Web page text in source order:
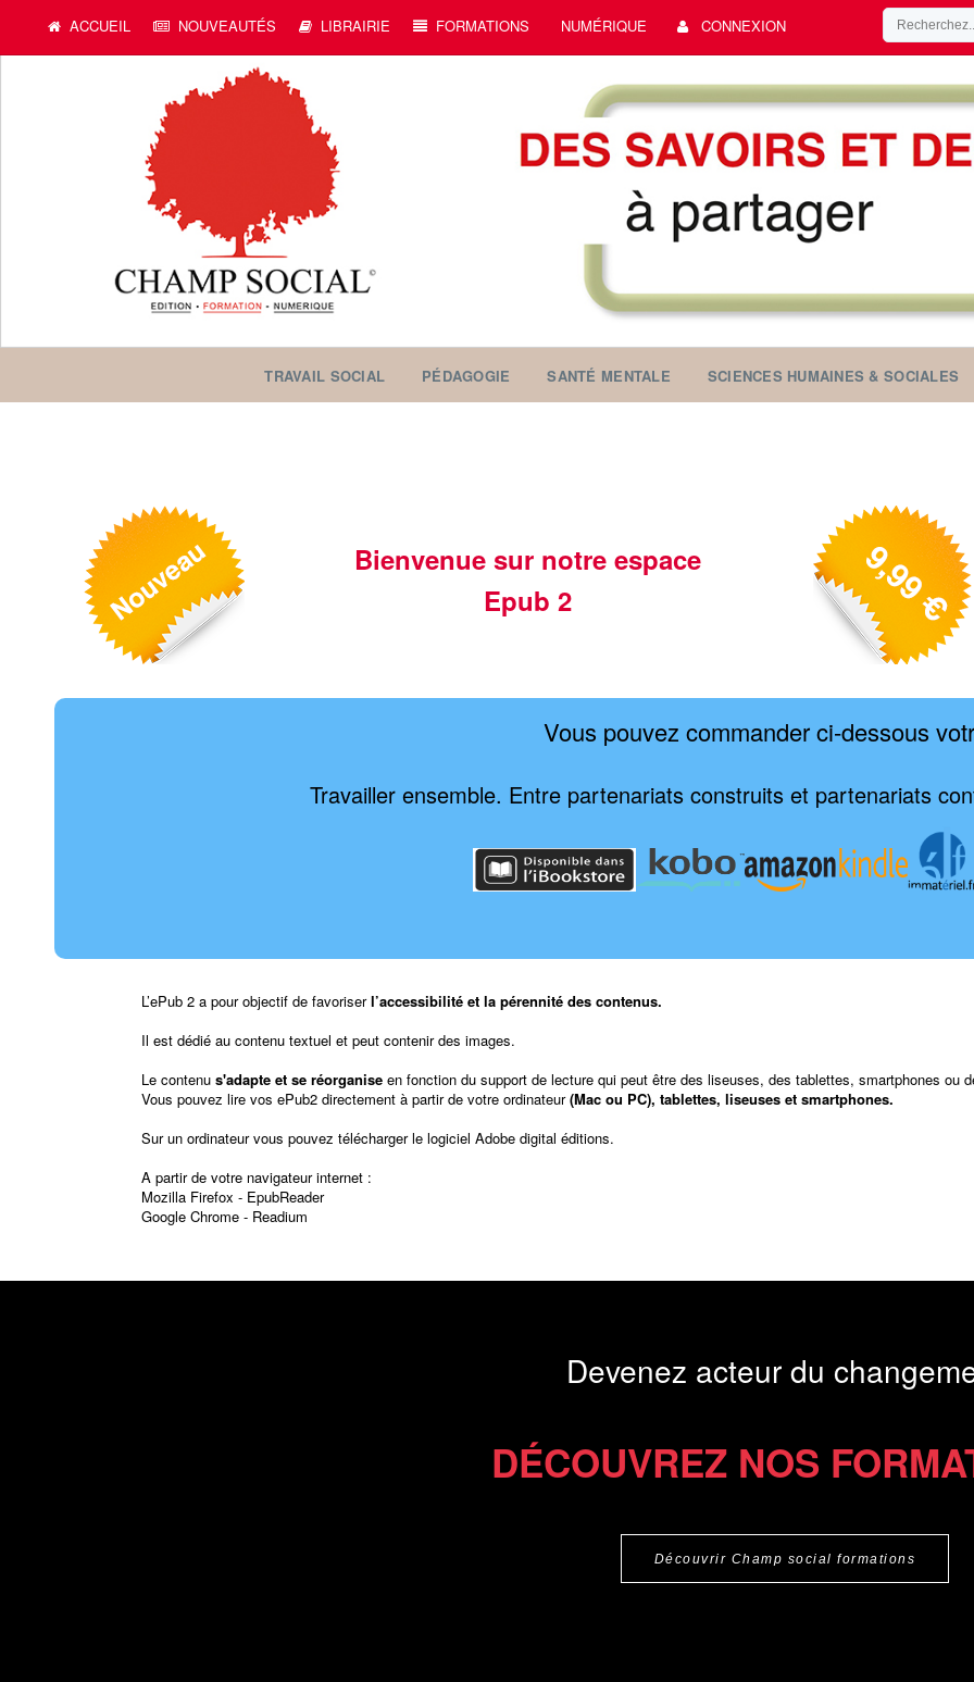
ACCUEIL NOUVEAUTÉS LIBRAIRIE FORMATIONS NUMÉRIQUE CONNEXION
TRAVAIL SOCIAL PÉDAGOGIE SANTÉ MENTALE SCIENCES HUMAINES & SOCIALES
Bienvenue sur notre espace
Epub 2
Vous pouvez commander ci-dessous
Travailler ensemble. Entre partenariats construits et partenariats
L’ePub 2 a pour objectif de favoriserl’accessibilité et la pérennité des contenus.
Il est dédié au contenu textuel et peut contenir des images.
Le contenu s'adapte et se réorganise en fonction du support de lecture qui peut être des liseuses, des tablettes, smartphones ou
Vous pouvez lire vos ePub2 directement à partir de votre ordinateur(Mac ou PC), tablettes, liseuses et smartphones.
Sur un ordinateur vous pouvez télécharger le logiciel Adobe digital éditions.
A partir de votre navigateur internet :
Mozilla Firefox - EpubReader
Google Chrome - Readium
Devenez acteur du
DÉCOUVREZ NOS
Découvrir Champ social formations